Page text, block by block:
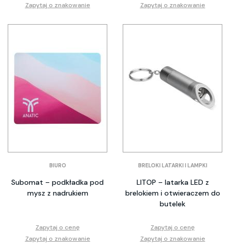
Zapytaj o znakowanie
Zapytaj o znakowanie
BIURO
Subomat – podkładka pod
mysz z nadrukiem
Zapytaj o cenę
Zapytaj o znakowanie
BRELOKI LATARKI I LAMPKI
LITOP – latarka LED z
brelokiem i otwieraczem do
butelek
Zapytaj o cenę
Zapytaj o znakowanie